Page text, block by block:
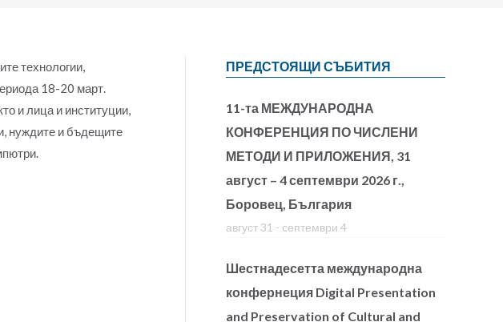
технологии,
18-20 март.
и лица и институции,
нуждите и бъдещите
ПРЕДСТОЯЩИ СЪБИТИЯ
11-та МЕЖДУНАРОДНА
КОНФЕРЕНЦИЯ ПО ЧИСЛЕНИ
МЕТОДИ И ПРИЛОЖЕНИЯ, 31
август – 4 септември 2026 г.,
Боровец, България
август 31 - септември 4
Шестнадесетта международна
конфернеция Digital Presentation
and Preservation of Cultural and